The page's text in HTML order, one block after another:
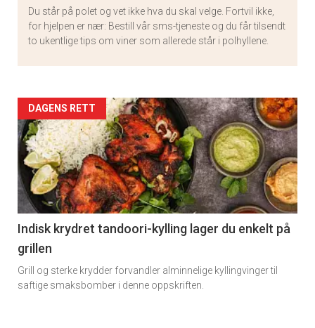
Du står på polet og vet ikke hva du skal velge. Fortvil ikke,
for hjelpen er nær: Bestill vår sms-tjeneste og du får tilsendt
to ukentlige tips om viner som allerede står i polhyllene.
Artikler
detail
-
section
11
DAGENS RETT
Indisk krydret tandoori-kylling lager du enkelt på
grillen
Grill og sterke krydder forvandler alminnelige kyllingvinger til
saftige smaksbomber i denne oppskriften.